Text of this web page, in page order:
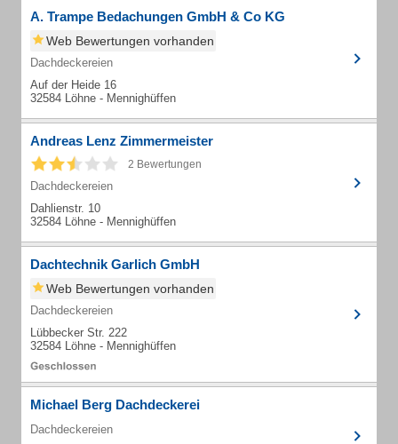
A. Trampe Bedachungen GmbH & Co KG
Web Bewertungen vorhanden
Dachdeckereien
Auf der Heide 16
32584 Löhne - Mennighüffen
Andreas Lenz Zimmermeister
2 Bewertungen
Dachdeckereien
Dahlienstr. 10
32584 Löhne - Mennighüffen
Dachtechnik Garlich GmbH
Web Bewertungen vorhanden
Dachdeckereien
Lübbecker Str. 222
32584 Löhne - Mennighüffen
Michael Berg Dachdeckerei
Dachdeckereien